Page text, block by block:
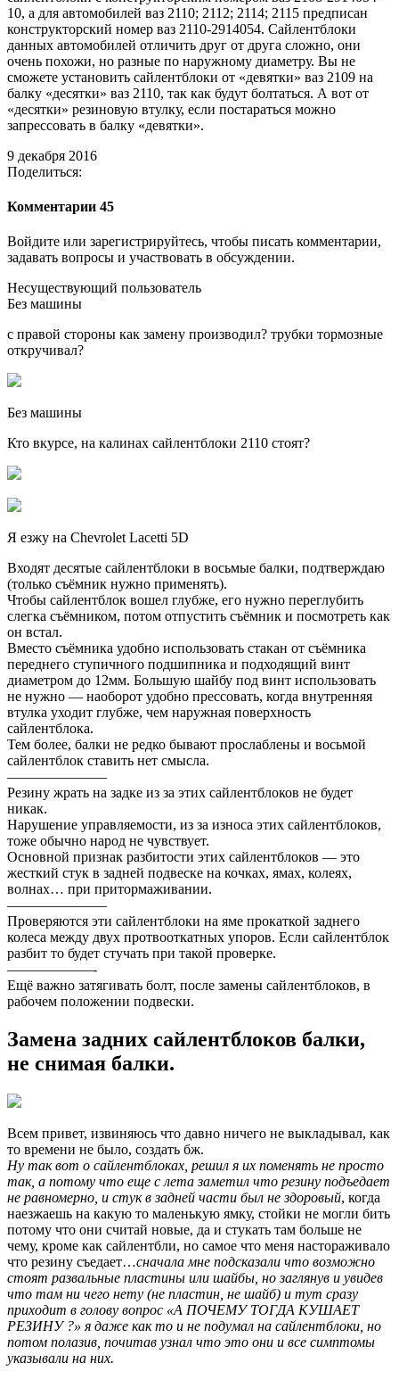
10, а для автомобилей ваз 2110; 2112; 2114; 2115 предписан
конструкторский номер ваз 2110-2914054. Сайлентблоки
данных автомобилей отличить друг от друга сложно, они
очень похожи, но разные по наружному диаметру. Вы не
сможете установить сайлентблоки от «девятки» ваз 2109 на
балку «десятки» ваз 2110, так как будут болтаться. А вот от
«десятки» резиновую втулку, если постараться можно
запрессовать в балку «девятки».
9 декабря 2016
Поделиться:
Комментарии 45
Войдите или зарегистрируйтесь, чтобы писать комментарии,
задавать вопросы и участвовать в обсуждении.
Несуществующий пользователь
Без машины
с правой стороны как замену производил? трубки тормозные
откручивал?
Без машины
Кто вкурсе, на калинах сайлентблоки 2110 стоят?
Я езжу на Chevrolet Lacetti 5D
Входят десятые сайлентблоки в восьмые балки, подтверждаю
(только съёмник нужно применять).
Чтобы сайлентблок вошел глубже, его нужно переглубить
слегка съёмником, потом отпустить съёмник и посмотреть как
он встал.
Вместо съёмника удобно использовать стакан от съёмника
переднего ступичного подшипника и подходящий винт
диаметром до 12мм. Большую шайбу под винт использовать
не нужно — наоборот удобно прессовать, когда внутренняя
втулка уходит глубже, чем наружная поверхность
сайлентблока.
Тем более, балки не редко бывают прослаблены и восьмой
сайлентблок ставить нет смысла.
———————
Резину жрать на задке из за этих сайлентблоков не будет
никак.
Нарушение управляемости, из за износа этих сайлентблоков,
тоже обычно народ не чувствует.
Основной признак разбитости этих сайлентблоков — это
жесткий стук в задней подвеске на кочках, ямах, колеях,
волнах… при притормаживании.
———————
Проверяются эти сайлентблоки на яме прокаткой заднего
колеса между двух протвооткатных упоров. Если сайлентблок
разбит то будет стучать при такой проверке.
——————-
Ещё важно затягивать болт, после замены сайлентблоков, в
рабочем положении подвески.
Замена задних сайлентблоков балки,
не снимая балки.
Всем привет, извиняюсь что давно ничего не выкладывал, как
то времени не было, создать бж.
Ну так вот о сайлентблоках, решил я их поменять не просто
так, а потому что еще с лета заметил что резину подъедает
не равномерно, и стук в задней части был не здоровый, когда
наезжаешь на какую то маленькую ямку, стойки не могли бить
потому что они считай новые, да и стукать там больше не
чему, кроме как сайлентбли, но самое что меня настораживало
что резину съедает…сначала мне подсказали что возможно
стоят развальные пластины или шайбы, но заглянув и увидев
что там ни чего нету (не пластин, не шайб) и тут сразу
приходит в голову вопрос «А ПОЧЕМУ ТОГДА КУШАЕТ
РЕЗИНУ ?» я даже как то и не подумал на сайлентблоки, но
потом полазив, почитав узнал что это они и все симптомы
указывали на них.